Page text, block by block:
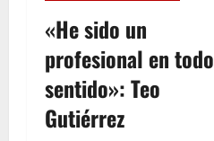
«He sido un
profesional en todo
sentido»: Teo
Gutiérrez